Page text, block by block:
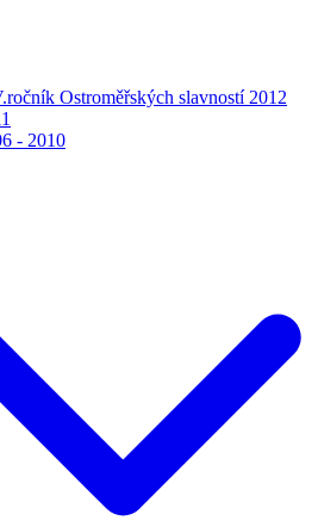
Ostroměřských slavností 2012
- 2010